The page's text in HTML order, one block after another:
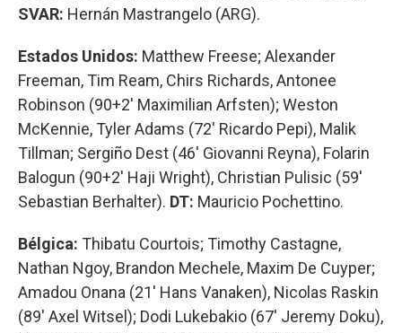
SVAR: Hernán Mastrangelo (ARG).
Estados Unidos: Matthew Freese; Alexander
Freeman, Tim Ream, Chirs Richards, Antonee
Robinson (90+2' Maximilian Arfsten); Weston
McKennie, Tyler Adams (72' Ricardo Pepi), Malik
Tillman; Sergiño Dest (46' Giovanni Reyna), Folarin
Balogun (90+2' Haji Wright), Christian Pulisic (59'
Sebastian Berhalter). DT: Mauricio Pochettino.
Bélgica: Thibatu Courtois; Timothy Castagne,
Nathan Ngoy, Brandon Mechele, Maxim De Cuyper;
Amadou Onana (21' Hans Vanaken), Nicolas Raskin
(89' Axel Witsel); Dodi Lukebakio (67' Jeremy Doku),